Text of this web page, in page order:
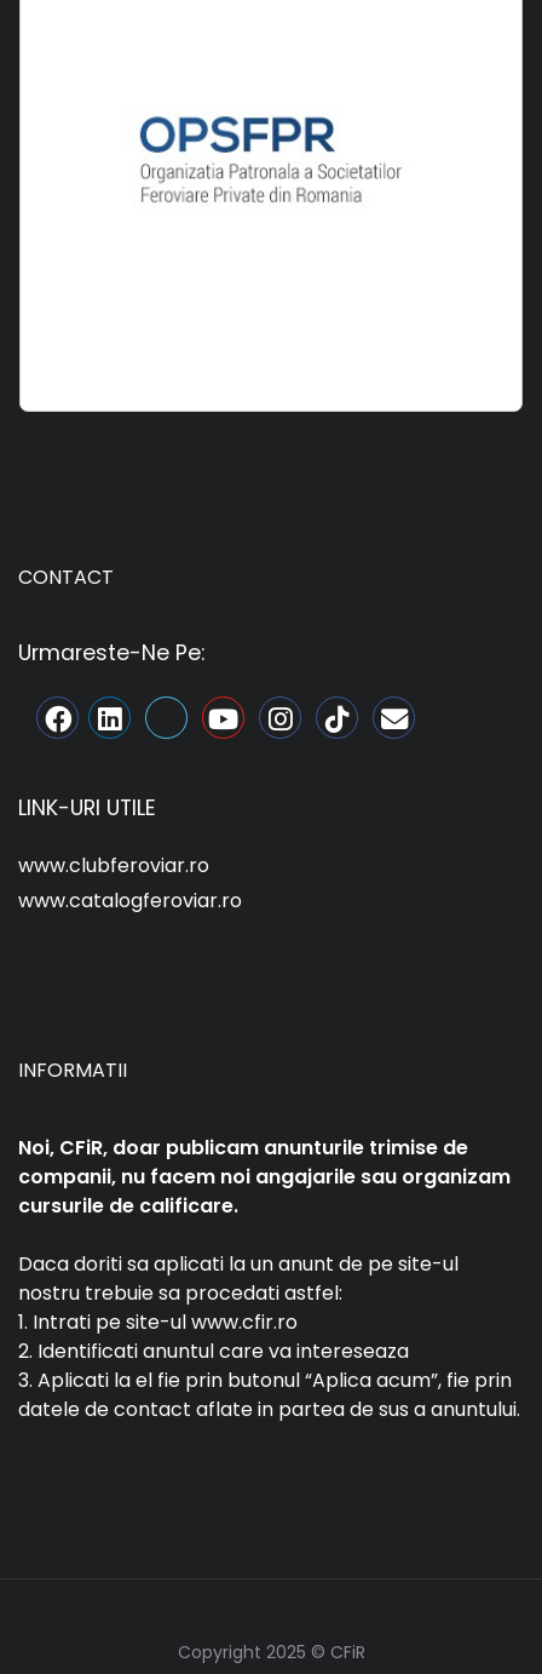
CONTACT
Urmareste-Ne Pe:
LINK-URI UTILE
www.clubferoviar.ro
www.catalogferoviar.ro
INFORMATII
Noi, CFiR, doar publicam anunturile trimise de
companii, nu facem noi angajarile sau organizam
cursurile de calificare.
Daca doriti sa aplicati la un anunt de pe site-ul
nostru trebuie sa procedati astfel:
1. Intrati pe site-ul www.cfir.ro
2. Identificati anuntul care va intereseaza
3. Aplicati la el fie prin butonul “Aplica acum”, fie prin
datele de contact aflate in partea de sus a anuntului.
Copyright 2025 © CFiR